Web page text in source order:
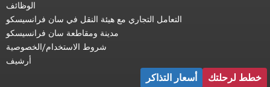
الوظائف
التعامل التجاري مع هيئة النقل في سان فرانسيسكو
مدينة ومقاطعة سان فرانسيسكو
شروط الاستخدام/الخصوصية
أرشيف
خطط لرحلتك أسعار التذاكر